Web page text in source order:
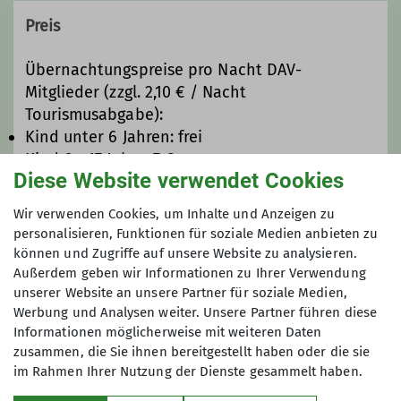
Wanderungen, Lagerfeuerabende oder
bewegen uns auch mal mit dem
Fahrrad oder Kanu fort. Spiel, Spaß
und Abenteuer stehen an erster
Stelle!
kann die Kinderbetreuung zwischen
den Eltern aufgeteilt werden, sodass
die Erwachsenen auch mal
anspruchsvollere Bergtouren
unternehmen können, während die
Bedürfnisse der Kinder nahe der
Unterkunft erfüllt werden.
Wir wollen unseren Kindern die
Preis
Übernachtungspreise pro Nacht DAV-
Mitglieder (zzgl. 2,10 € / Nacht
Tourismusabgabe):
Kind unter 6 Jahren: frei
Kind 6 - 17 Jahre: 7 €
Erwachsene: 12 €
Maximale Teilnehmeranzahl
30
Diese Website verwendet Cookies
Wir verwenden Cookies, um Inhalte und Anzeigen zu
personalisieren, Funktionen für soziale Medien anbieten zu
können und Zugriffe auf unsere Website zu analysieren.
Außerdem geben wir Informationen zu Ihrer Verwendung
unserer Website an unsere Partner für soziale Medien,
Werbung und Analysen weiter. Unsere Partner führen diese
Informationen möglicherweise mit weiteren Daten
zusammen, die Sie ihnen bereitgestellt haben oder die sie
im Rahmen Ihrer Nutzung der Dienste gesammelt haben.